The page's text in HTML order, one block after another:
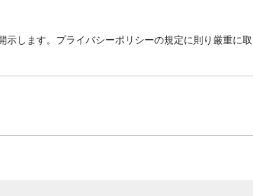
します。プライバシーポリシーの規定に則り厳重に取